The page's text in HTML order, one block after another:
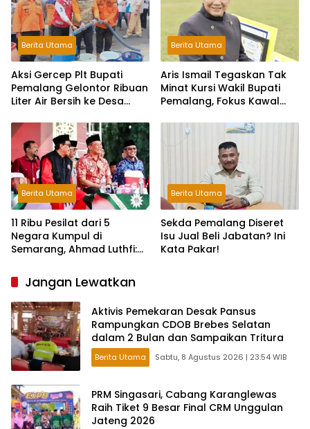
Berita Utama
Aksi Gercep Plt Bupati
Pemalang Gelontor Ribuan
Liter Air Bersih ke Desa
Berita Utama
Aris Ismail Tegaskan Tak
Minat Kursi Wakil Bupati
Pemalang, Fokus Kawal
Berita Utama
11 Ribu Pesilat dari 5
Negara Kumpul di
Semarang, Ahmad Luthfi:
Bangsa!
Berita Utama
Sekda Pemalang Diseret
Isu Jual Beli Jabatan? Ini
Kata Pakar!
Jangan Lewatkan
Aktivis Pemekaran Desak Pansus
Rampungkan CDOB Brebes Selatan
dalam 2 Bulan dan Sampaikan Tritura
Berita Utama Sabtu, 8 Agustus 2026 | 23:54 WIB
PRM Singasari, Cabang Karanglewas
Raih Tiket 9 Besar Final CRM Unggulan
Jateng 2026